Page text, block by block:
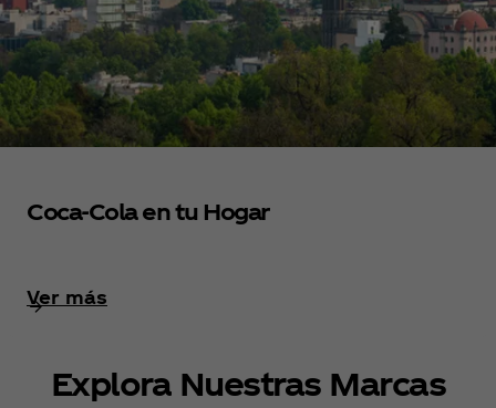
Coca‑Cola en tu Hogar
Ver más
Explora Nuestras Marcas